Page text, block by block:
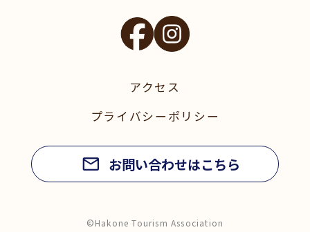
アクセス
プライバシーポリシー
お問い合わせはこちら
©Hakone Tourism Association